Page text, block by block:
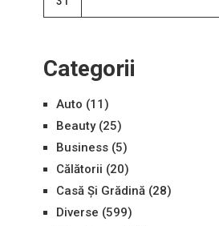
Categorii
Auto (11)
Beauty(25)
Business(5)
Călătorii (20)
Casă Și Grădină(28)
Diverse (599)